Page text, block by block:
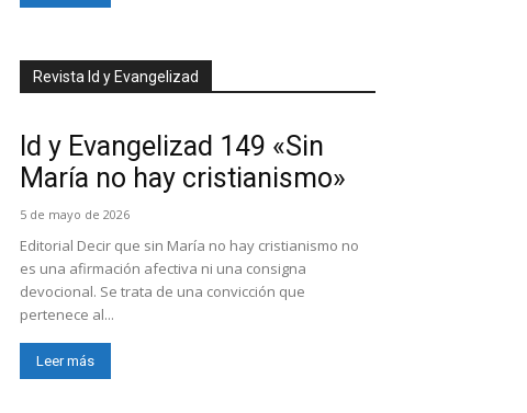
Revista Id y Evangelizad
Id y Evangelizad 149 «Sin
María no hay cristianismo»
5 de mayo de 2026
Editorial Decir que sin María no hay cristianismo no
es una afirmación afectiva ni una consigna
devocional. Se trata de una convicción que
pertenece al...
Leer más